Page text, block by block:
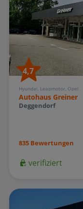
4,7
Hyundai, Leapmotor, Opel
Autohaus Greiner
Deggendorf
835 Bewertungen
verifiziert